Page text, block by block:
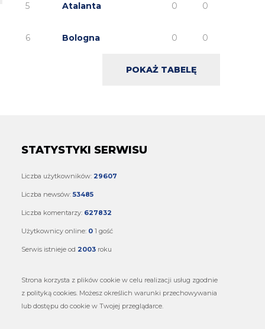
5 Atalanta 0 0
6 Bologna 0 0
POKAŻ TABELĘ
STATYSTYKI SERWISU
Liczba użytkowników: 29607
Liczba newsów: 53485
Liczba komentarzy: 627832
Użytkownicy online: 0 1 gość
Serwis istnieje od 2003 roku
Strona korzysta z plików cookie w celu realizacji usług zgodnie
z polityką cookies. Możesz określich warunki przechowywania
lub dostępu do cookie w Twojej przeglądarce.